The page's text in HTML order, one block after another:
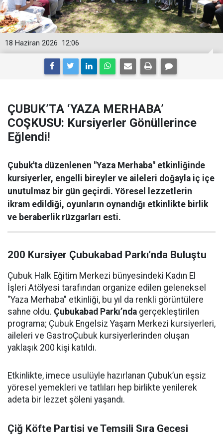
12:06
18 Haziran 2026
ÇUBUK’TA ‘YAZA MERHABA’
COŞKUSU: Kursiyerler Gönüllerince
Eğlendi!
Çubuk'ta düzenlenen "Yaza Merhaba" etkinliğinde
kursiyerler, engelli bireyler ve aileleri doğayla iç içe
unutulmaz bir gün geçirdi. Yöresel lezzetlerin
ikram edildiği, oyunların oynandığı etkinlikte birlik
ve beraberlik rüzgarları esti.
200 Kursiyer Çubukabad Parkı’nda Buluştu
Çubuk Halk Eğitim Merkezi bünyesindeki Kadın El
İşleri Atölyesi tarafından organize edilen geleneksel
"Yaza Merhaba" etkinliği, bu yıl da renkli görüntülere
sahne oldu. Çubukabad Parkı’nda gerçekleştirilen
programa; Çubuk Engelsiz Yaşam Merkezi kursiyerleri,
aileleri ve GastroÇubuk kursiyerlerinden oluşan
yaklaşık 200 kişi katıldı.
Etkinlikte, imece usulüyle hazırlanan Çubuk’un eşsiz
yöresel yemekleri ve tatlıları hep birlikte yenilerek
adeta bir lezzet şöleni yaşandı.
Çiğ Köfte Partisi ve Temsili Sıra Gecesi